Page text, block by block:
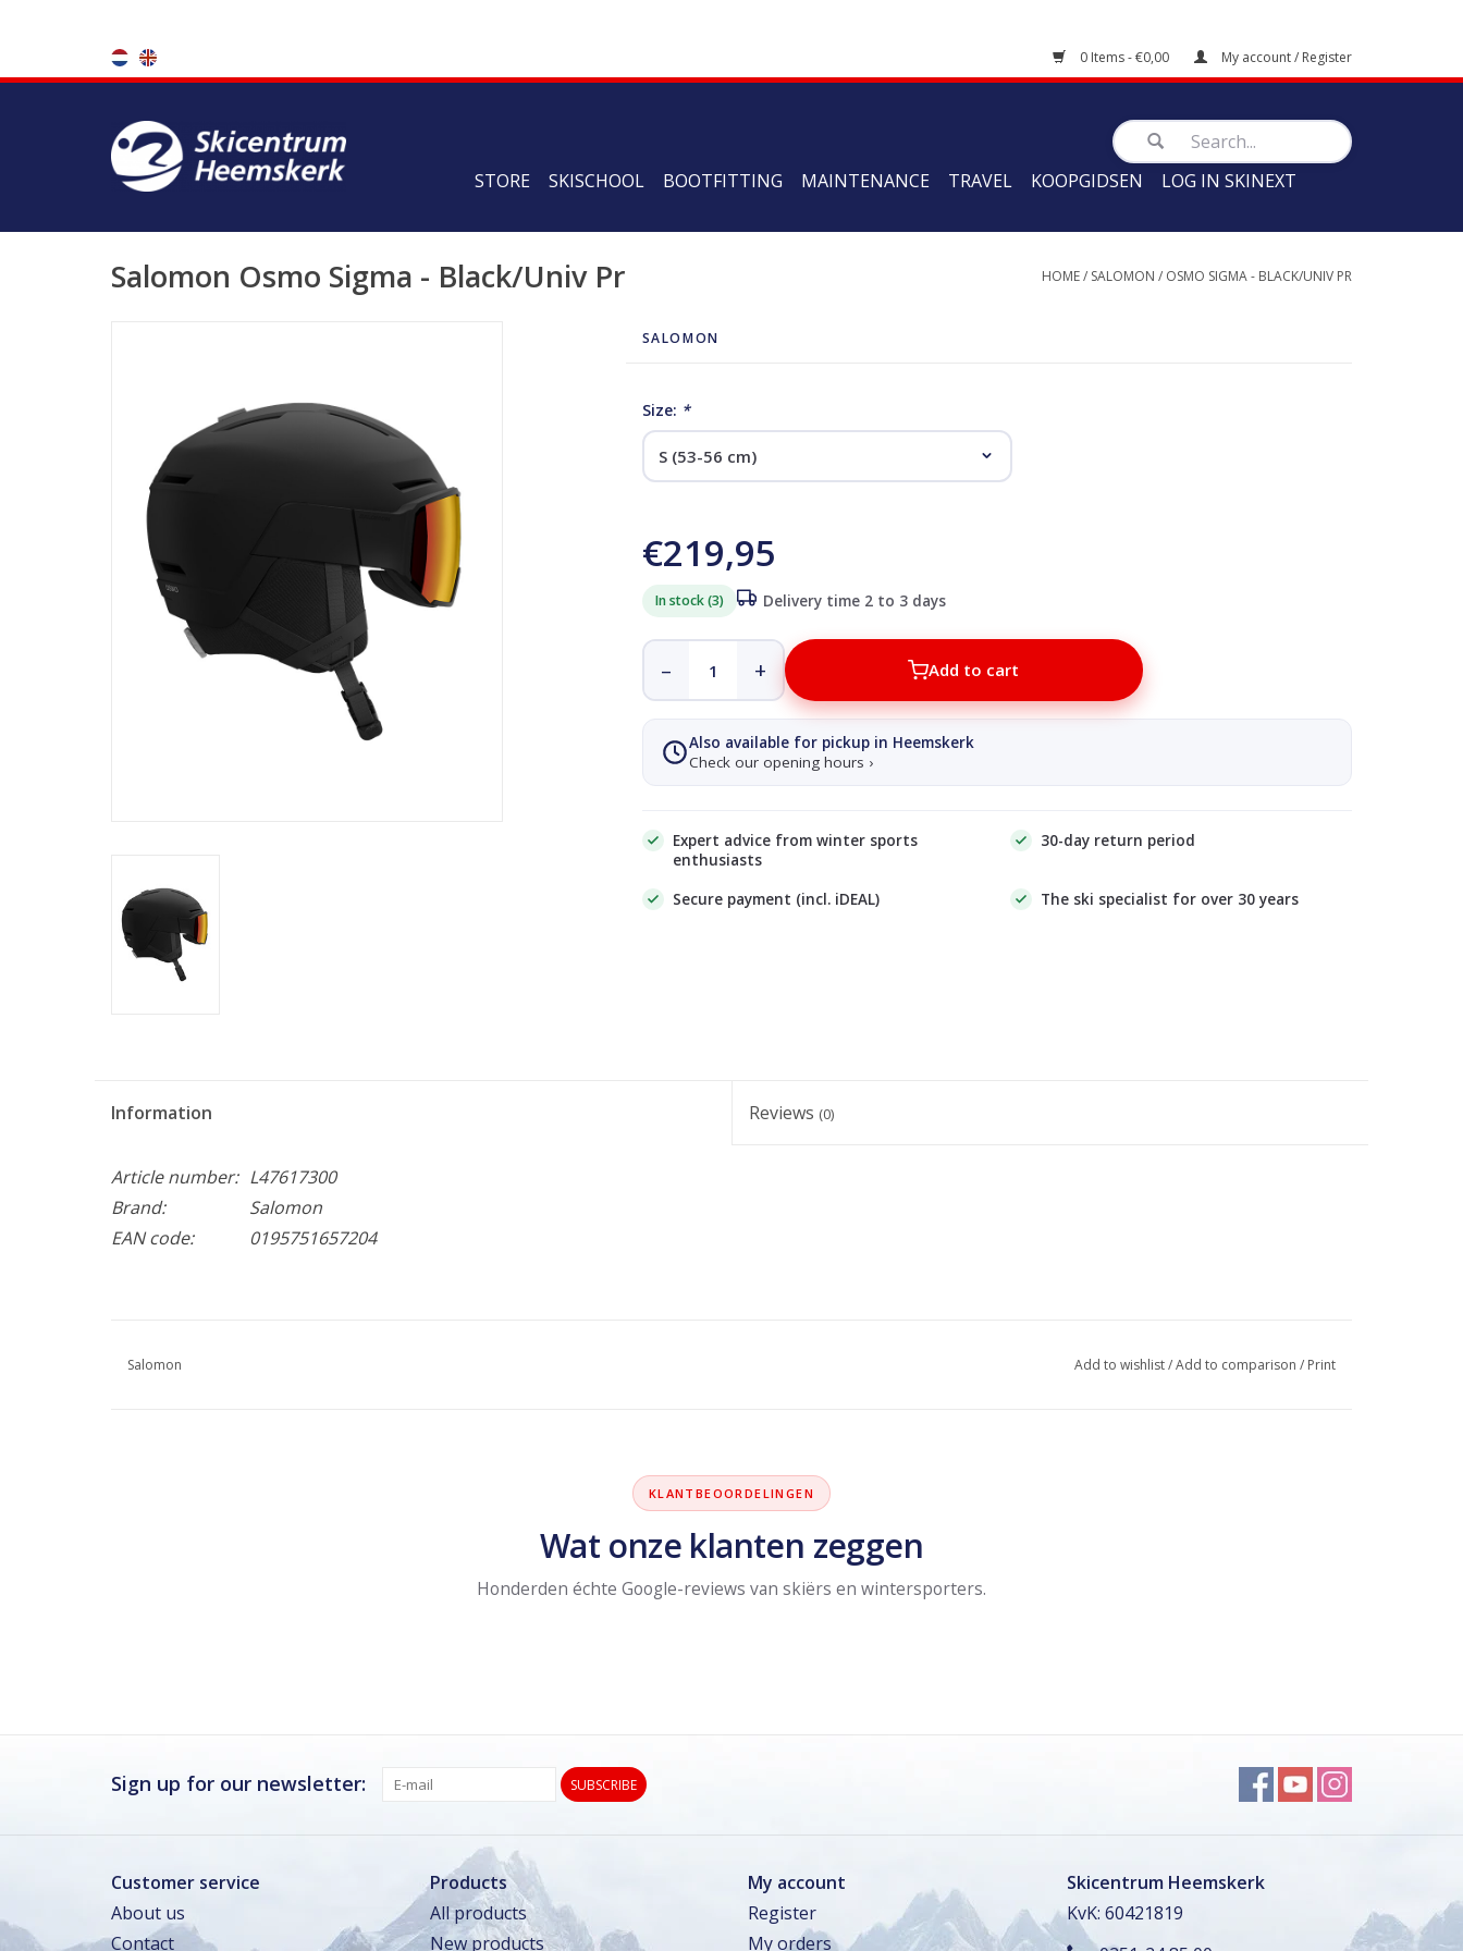
0 Items - €0,00 My account / Register
STORE SKISCHOOL BOOTFITTING MAINTENANCE TRAVEL KOOPGIDSEN LOG IN SKINEXT
Salomon Osmo Sigma - Black/Univ Pr HOME/ SALOMON / OSMO SIGMA - BLACK/UNIV PR
SALOMON
Size: *
€219,95
In stock (3) Delivery time 2 to 3 days
– + Add to cart
Also available for pickup in Heemskerk
Check our opening hours ›
Expert advice from winter sports
enthusiasts
30-day return period
Secure payment (incl. iDEAL) The ski specialist for over 30 years
Information Reviews (0)
Article number: L47617300
Brand:
Salomon
EAN code:
0195751657204
Salomon Add to wishlist/Add to comparison / Print
KLANTBEOORDELINGEN
Wat onze klanten zeggen
Honderden échte Google-reviews van skiërs en wintersporters.
Sign up for our newsletter: SUBSCRIBE
Customer service
About us
Contact
Products
All products
New products
My account
Register
My orders
Skicentrum Heemskerk
KvK: 60421819
Vrijdag · vandaag Gesloten
TOT 16 AUG Zomervakantie